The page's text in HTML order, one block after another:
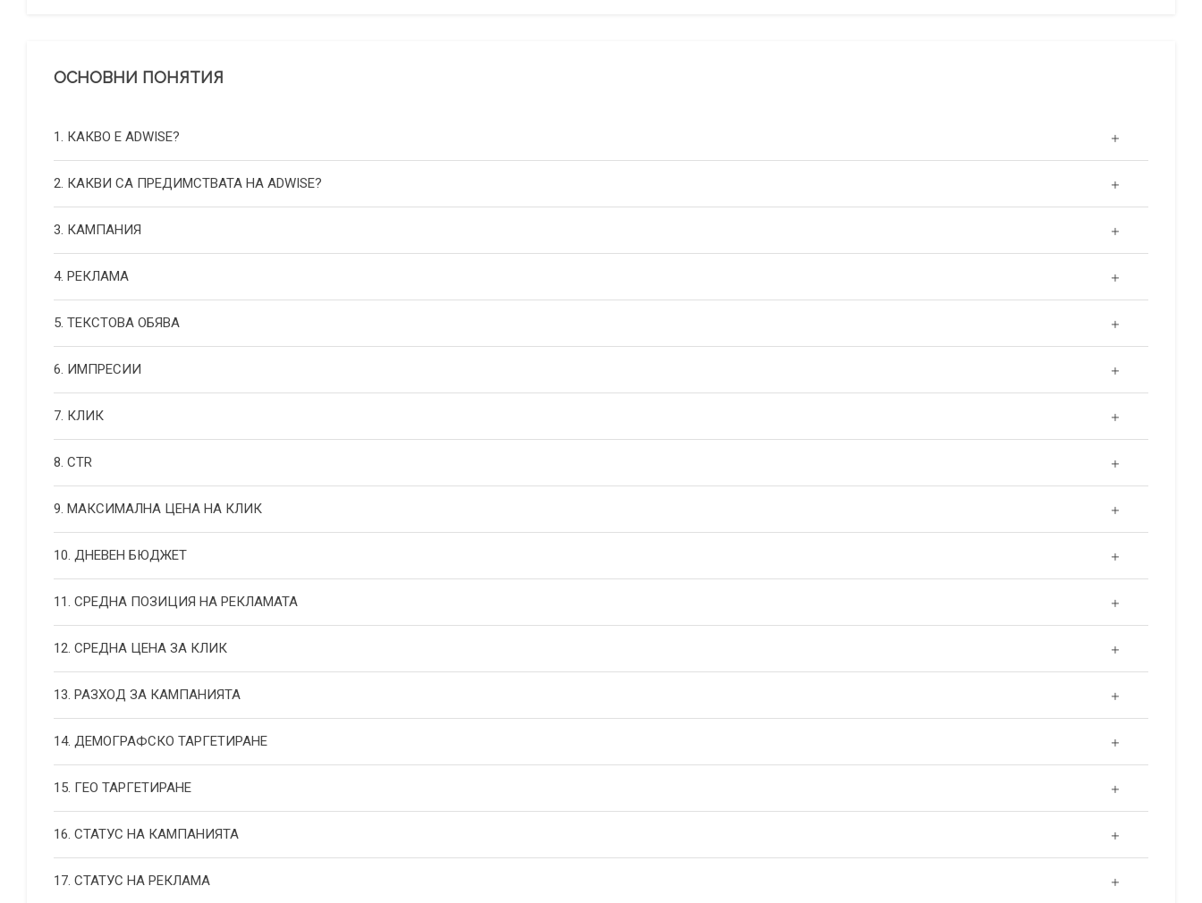
ОСНОВНИ ПОНЯТИЯ
1. КАКВО Е ADWISE?
2. КАКВИ СА ПРЕДИМСТВАТА НА ADWISE?
3. КАМПАНИЯ
4. РЕКЛАМА
5. ТЕКСТОВА ОБЯВА
6. ИМПРЕСИИ
7. КЛИК
8. CTR
9. МАКСИМАЛНА ЦЕНА НА КЛИК
10. ДНЕВЕН БЮДЖЕТ
11. СРЕДНА ПОЗИЦИЯ НА РЕКЛАМАТА
12. СРЕДНА ЦЕНА ЗА КЛИК
13. РАЗХОД ЗА КАМПАНИЯТА
14. ДЕМОГРАФСКО ТАРГЕТИРАНЕ
15. ГЕО ТАРГЕТИРАНЕ
16. СТАТУС НА КАМПАНИЯТА
17. СТАТУС НА РЕКЛАМА